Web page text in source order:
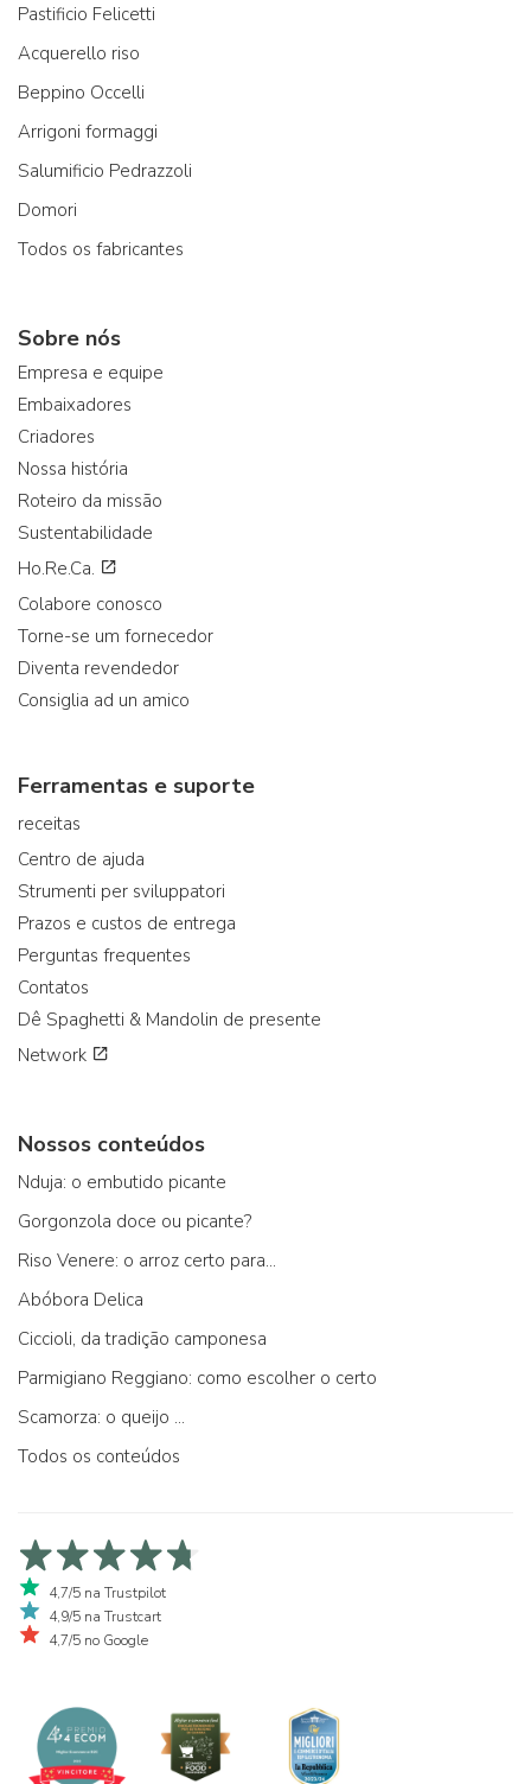
Pastificio Felicetti
Acquerello riso
Beppino Occelli
Arrigoni formaggi
Salumificio Pedrazzoli
Domori
Todos os fabricantes
Sobre nós
Empresa e equipe
Embaixadores
Criadores
Nossa história
Roteiro da missão
Sustentabilidade
Ho.Re.Ca.
Colabore conosco
Torne-se um fornecedor
Diventa revendedor
Consiglia ad un amico
Ferramentas e suporte
receitas
Centro de ajuda
Strumenti per sviluppatori
Prazos e custos de entrega
Perguntas frequentes
Contatos
Dê Spaghetti & Mandolin de presente
Network
Nossos conteúdos
Nduja: o embutido picante
Gorgonzola doce ou picante?
Riso Venere: o arroz certo para...
Abóbora Delica
Ciccioli, da tradição camponesa
Parmigiano Reggiano: como escolher o certo
Scamorza: o queijo ...
Todos os conteúdos
4,7/5 na Trustpilot
4,9/5 na Trustcart
4,7/5 no Google